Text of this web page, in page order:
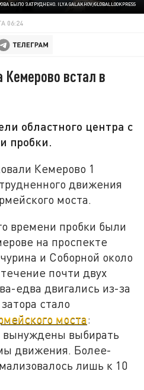
ЗАТРУДНЕНО. ILYA GALAKHOV/GLOBALLOOKPRESS
06:24
Кемерово встал в
областного центра с
пробки.
Кемерово 1
движения
моста.
времени пробки были
на проспекте
и Соборной около
почти двух
едва двигались из-за
стало
моста:
выбирать
движения. Более-
лишь к 10